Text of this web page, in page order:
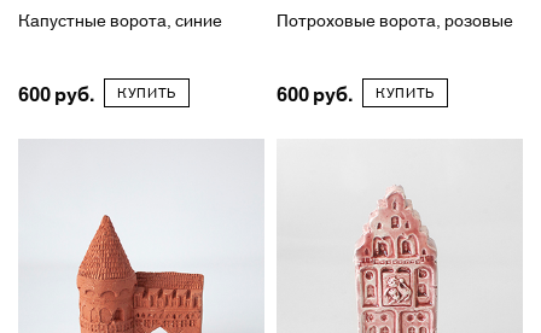
Капустные ворота, синие
600 КУПИТЬ
Потроховые ворота, розовые
600 КУПИТЬ